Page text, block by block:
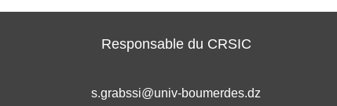
Responsable du CRSIC
s.grabssi@univ-boumerdes.dz